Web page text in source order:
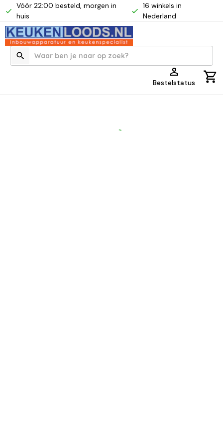
Vóór 22:00 besteld, morgen in
huis
16 winkels in
Nederland
Bestelstatus